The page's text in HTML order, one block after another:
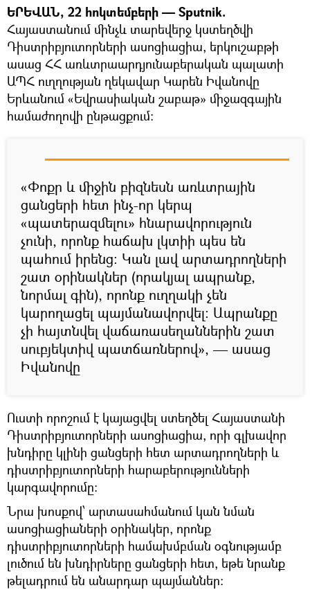
ԵՐԵՎԱՆ, 22 հոկտեմբերի — Sputnik.
Հայաստանում մինչև տարեվերջ կստեղծվի
Դիստրիբյուտորների ասոցիացիա, երկուշաբթի
ասաց ՀՀ առևտրաարդյունաբերական պալատի
ԱՊՀ ուղղության ղեկավար Կարեն Իվանովը
Երևանում «Եվրասիական շաբաթ» միջազգային
համաժողովի ընթացքում։
«Փոքր և միջին բիզնեսն առևտրային
ցանցերի հետ ինչ-որ կերպ
«պատերազմելու» հնարավորություն
չունի, որոնք հաճախ լկտիի պես են
պահում իրենց։ Կան լավ արտադրողների
շատ օրինակներ (որակյալ ապրանք,
նորմալ գին), որոնք ուղղակի չեն
կարողացել պայմանավորվել։ Ապրանքը
չի հայտնվել վաճառասեղաններին շատ
սուբյեկտիվ պատճառներով», — ասաց
Իվանովը
Ուստի որոշում է կայացվել ստեղծել Հայաստանի
Դիստրիբյուտորների ասոցիացիա, որի գլխավոր
խնդիրը կլինի ցանցերի հետ արտադրողների և
դիստրիբյուտորների հարաբերությունների
կարգավորումը։
Նրա խոսքով՝ արտասահմանում կան նման
ասոցիացիաների օրինակեր, որոնք
դիստրիբյուտորների համախմբման օգնությամբ
լուծում են խնդիրները ցանցերի հետ, եթե նրանք
թելադրում են անարդար պայմաններ։